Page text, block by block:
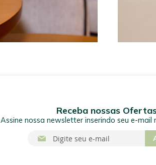
Receba nossas
Assine nossa newsletter inserindo seu e-mail